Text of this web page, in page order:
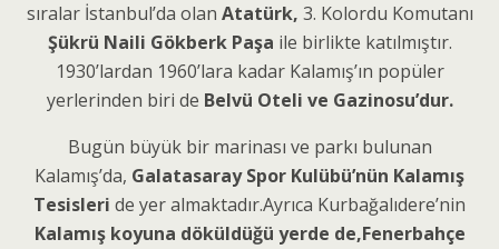
sıralar İstanbul’da olan Atatürk, 3. Kolordu Komutanı
Şükrü Naili Gökberk Paşa ile birlikte katılmıştır.
1930’lardan 1960’lara kadar Kalamış’ın popüler
yerlerinden biri de Belvü Oteli ve Gazinosu’dur.
Bugün büyük bir marinası ve parkı bulunan
Kalamış’da, Galatasaray Spor Kulübü’nün Kalamış
Tesisleri de yer almaktadır.Ayrıca Kurbağalıdere’nin
Kalamış koyuna döküldüğü yerde de,Fenerbahçe